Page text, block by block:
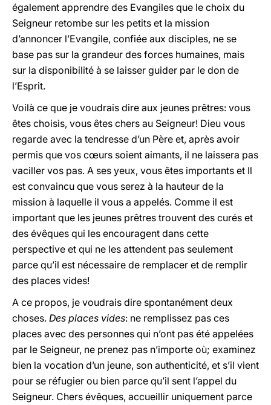
également apprendre des Evangiles que le choix du
Seigneur retombe sur les petits et la mission
d’annoncer l’Evangile, confiée aux disciples, ne se
base pas sur la grandeur des forces humaines, mais
sur la disponibilité à se laisser guider par le don de
l’Esprit.
Voilà ce que je voudrais dire aux jeunes prêtres: vous
êtes choisis, vous êtes chers au Seigneur! Dieu vous
regarde avec la tendresse d’un Père et, après avoir
permis que vos cœurs soient aimants, il ne laissera pas
vaciller vos pas. A ses yeux, vous êtes importants et Il
est convaincu que vous serez à la hauteur de la
mission à laquelle il vous a appelés. Comme il est
important que les jeunes prêtres trouvent des curés et
des évêques qui les encouragent dans cette
perspective et qui ne les attendent pas seulement
parce qu’il est nécessaire de remplacer et de remplir
des places vides!
A ce propos, je voudrais dire spontanément deux
choses. Des places vides: ne remplissez pas ces
places avec des personnes qui n’ont pas été appelées
par le Seigneur, ne prenez pas n’importe où; examinez
bien la vocation d’un jeune, son authenticité, et s’il vient
pour se réfugier ou bien parce qu’il sent l’appel du
Seigneur. Chers évêques, accueillir uniquement parce